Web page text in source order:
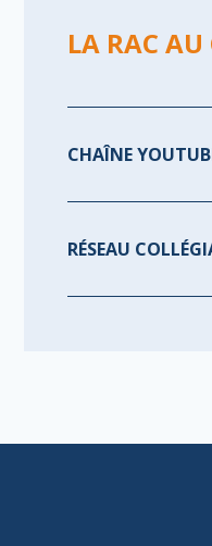
LA RAC AU
CHAÎNE
RÉSEAU